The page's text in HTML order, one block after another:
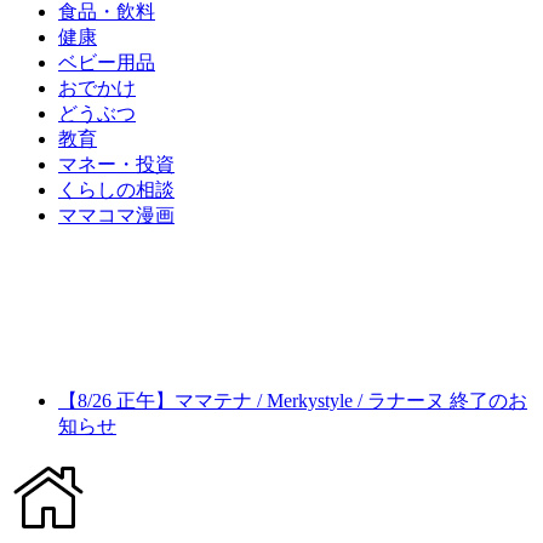
食品・飲料
健康
ベビー用品
おでかけ
どうぶつ
教育
マネー・投資
くらしの相談
ママコマ漫画
【8/26 正午】ママテナ / Merkystyle / ラナーヌ 終了のお
知らせ